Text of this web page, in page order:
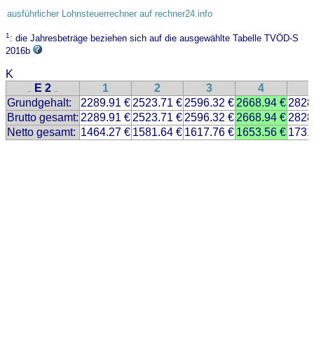
ausführlicher Lohnsteuerrechner auf rechner24.info
1: die Jahresbeträge beziehen sich auf die ausgewählte Tabelle TVÖD-S
2016b
K
.. E 2 .. 1 2 3 4
Grundgehalt:
2289.91 € 2523.71 € 2596.32 € 2668.94 €
Brutto gesamt: 2289.91 € 2523.71 € 2596.32 € 2668.94 €
Netto gesamt: 1464.27 € 1581.64 € 1617.76 € 1653.56 €